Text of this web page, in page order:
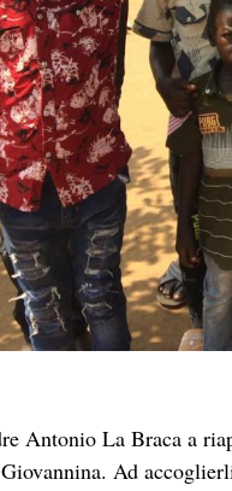
Ad
e delle donne e